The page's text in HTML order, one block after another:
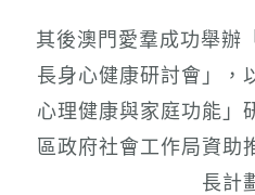
其後澳門愛羣成功舉辦
長身心健康研討會」，
心理健康與家庭功能」
區政府社會工作局資助
長計